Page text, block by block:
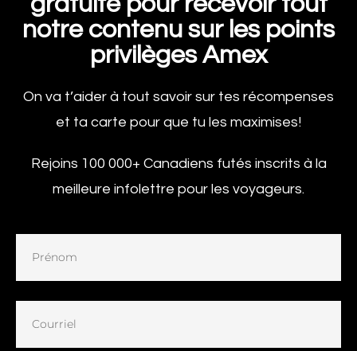
notre contenu sur les points
privilègesAmex
On va t’aider à tout savoir sur tes récompenses
et ta carte pour que tu les maximises!
Rejoins 100 000+ Canadiens futés inscrits à la
meilleure infolettre pour les voyageurs.